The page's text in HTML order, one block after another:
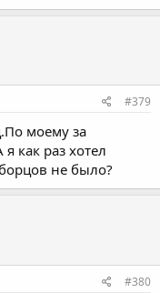
#379
моему за
как раз хотел
не было?
#380